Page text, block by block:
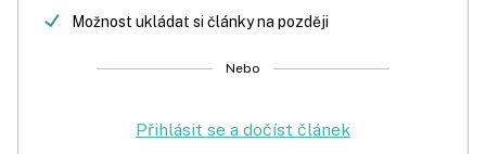
Možnost ukládat si články na později
Nebo
Přihlásit se a dočíst článek